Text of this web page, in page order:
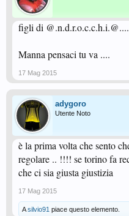
figli di
Manna pensaci tu va ....
17 Mag 2015
adygoro
Utente Noto
è la prima volta che sento
regolare .. !!!! se torino fa
che ci sia giusta giustizia
17 Mag 2015
Asilvio91 piace questo elemento.